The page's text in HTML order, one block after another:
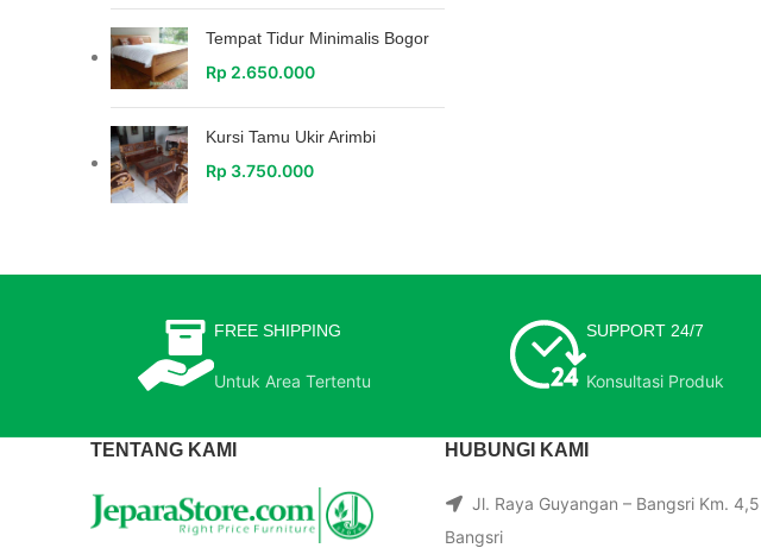
Tempat Tidur Minimalis Bogor
Rp 2.650.000
Kursi Tamu Ukir Arimbi
Rp 3.750.000
FREE SHIPPING
Untuk Area Tertentu
SUPPORT 24/7
Konsultasi Produk
TENTANG KAMI HUBUNGI KAMI
Jl. Raya Guyangan – Bangsri Km. 4,5
Bangsri